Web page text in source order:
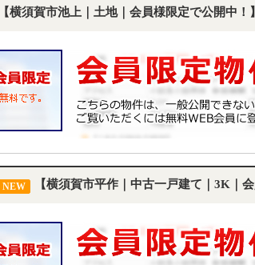
【横須賀市池上｜土地｜会員様限定で公開中！】
NEW 【横須賀市平作｜中古一戸建て｜3K｜